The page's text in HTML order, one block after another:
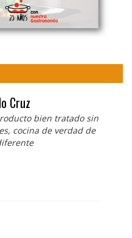
Cruz
bien tratado sin
cocina de verdad de